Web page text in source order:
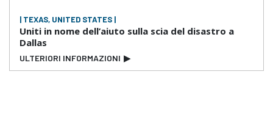
| TEXAS, UNITED STATES |
Uniti in nome dell’aiuto sulla scia del disastro a
Dallas
ULTERIORI INFORMAZIONI ▶